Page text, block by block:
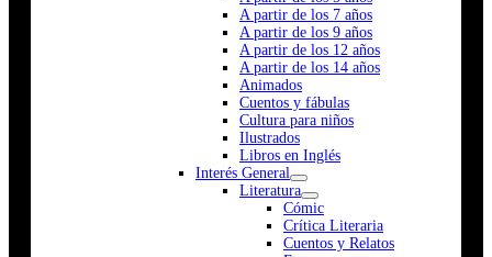
A partir de los 7 años
A partir de los 9 años
A partir de los 12 años
A partir de los 14 años
Animados
Cuentos y fábulas
Cultura para niños
Ilustrados
Libros en Inglés
Interés General
Literatura
Cómic
Crítica Literaria
Cuentos y Relatos